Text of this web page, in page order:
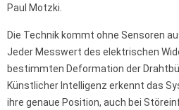
Paul Motzki.
Die Technik kommt ohne Sensoren
Jeder Messwert des elektrischen
bestimmten Deformation der
Künstlicher Intelligenz erkennt das
ihre genaue Position, auch bei